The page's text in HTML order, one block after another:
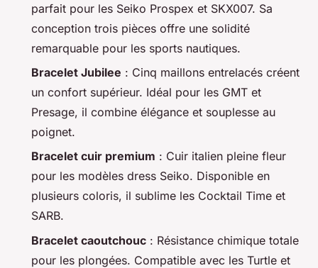
parfait pour les Seiko Prospex et SKX007. Sa
conception trois pièces offre une solidité
remarquable pour les sports nautiques.
Bracelet Jubilee : Cinq maillons entrelacés créent
un confort supérieur. Idéal pour les GMT et
Presage, il combine élégance et souplesse au
poignet.
Bracelet cuir premium : Cuir italien pleine fleur
pour les modèles dress Seiko. Disponible en
plusieurs coloris, il sublime les Cocktail Time et
SARB.
Bracelet caoutchouc : Résistance chimique totale
pour les plongées. Compatible avec les Turtle et